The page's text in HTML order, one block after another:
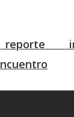
reporte